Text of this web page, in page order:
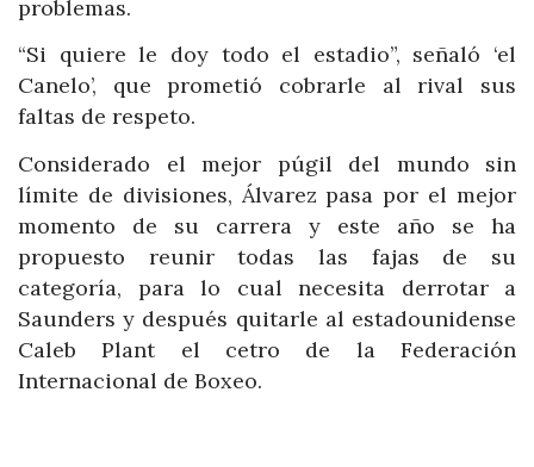
problemas.
“Si quiere le doy todo el estadio”, señaló ‘el
Canelo’, que prometió cobrarle al rival sus
faltas de respeto.
Considerado el mejor púgil del mundo sin
límite de divisiones, Álvarez pasa por el mejor
momento de su carrera y este año se ha
propuesto reunir todas las fajas de su
categoría, para lo cual necesita derrotar a
Saunders y después quitarle al estadounidense
Caleb Plant el cetro de la Federación
Internacional de Boxeo.